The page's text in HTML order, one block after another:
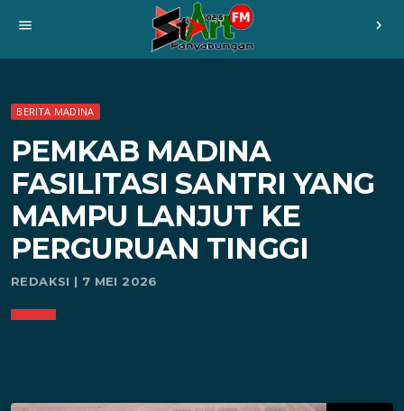
menu chevron_right
BERITA MADINA
PEMKAB MADINA
FASILITASI SANTRI YANG
MAMPU LANJUT KE
PERGURUAN TINGGI
REDAKSI | 7 MEI 2026